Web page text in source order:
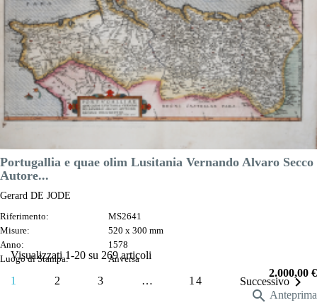
Anteprima
DESCRIZIONE
Portugallia e quae olim Lusitania Vernando Alvaro Secco
Autore...
Gerard DE JODE
Riferimento:
MS2641
Misure:
520 x 300 mm
Anno:
1578
Luogo di Stampa:
Anversa
Prezzo
2.000,00 €
 Anteprima
Visualizzati 1-20 su 269 articoli
1 2 3 … 14 Successivo